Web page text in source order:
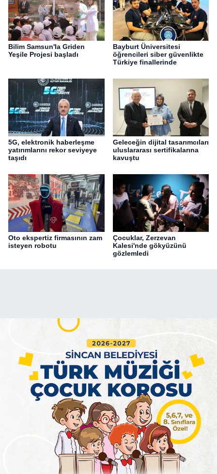
Bilim Samsun'la Griden
Yeşile Projesi başladı
Bayburt Üniversitesi
öğrencileri siber güvenlikte
Türkiye finallerinde
5G, elektronik haberleşme
yatırımlarını rekor seviyeye
taşıdı
Geleceğin dijital tasarımcıları
uluslararası sertifikalarına
kavuştu
Oto ekspertiz firmasının zam
isteyen robotu
Çocuklar, Zerzevan
Kalesi'nde gökyüzünü
gözlemledi